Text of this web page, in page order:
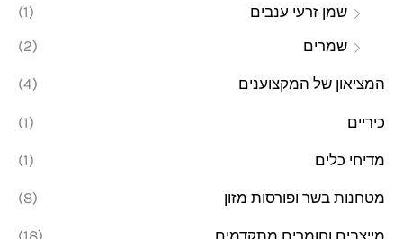
שמן זרעי ענבים
(1)
שמרים
(2)
המציאון של המקצוענים (4)
כיריים (1)
מדיחי כלים (1)
מטחנות בשר ופורסות מזון (8)